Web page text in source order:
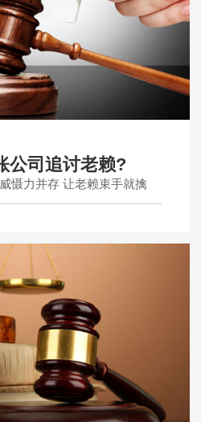
公司追讨老赖?
慑力并存 让老赖束手就擒